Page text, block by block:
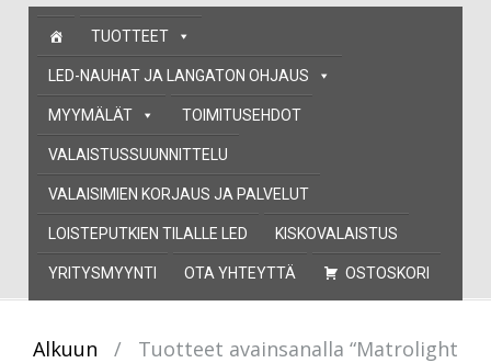
Skip
content
TUOTTEET
LED-NAUHAT JA LANGATON OHJAUS
MYYMÄLÄT TOIMITUSEHDOT
VALAISTUSSUUNNITTELU
VALAISIMIEN KORJAUS JA PALVELUT
LOISTEPUTKIEN TILALLE LED KISKOVALAISTUS
YRITYSMYYNTI OTA YHTEYTTÄ OSTOSKORI
Alkuun /
Tuotteet avainsanalla “Matrolight